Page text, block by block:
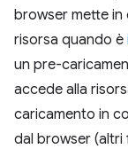
browser mette in
risorsa quando è
un pre-
accede alla
caricamento in
dal browser